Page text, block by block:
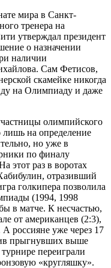
мира в Санкт-
тренера на
утверждал президент
о назначении
наличии
Сам Фетисов,
скамейке никогда
на Олимпиаду и даже
олимпийского
на определение
но уже в
по финалу
этот раз в воротах
отразивший
голкипера позволила
(1994, 1998
в матче. К несчастью,
от американцев (2:3),
россияне уже через 17
прыгнувших выше
переиграли
«кругляшку».